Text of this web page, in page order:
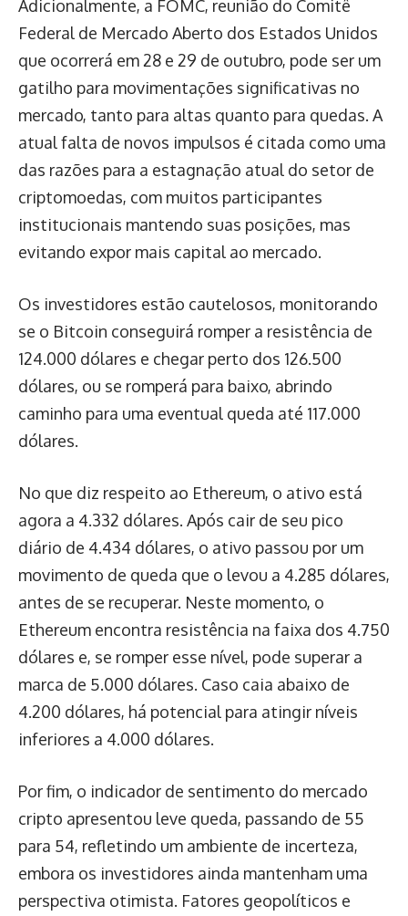
Adicionalmente, a FOMC, reunião do Comitê
Federal de Mercado Aberto dos Estados Unidos
que ocorrerá em 28 e 29 de outubro, pode ser um
gatilho para movimentações significativas no
mercado, tanto para altas quanto para quedas. A
atual falta de novos impulsos é citada como uma
das razões para a estagnação atual do setor de
criptomoedas, com muitos participantes
institucionais mantendo suas posições, mas
evitando expor mais capital ao mercado.
Os investidores estão cautelosos, monitorando
se o Bitcoin conseguirá romper a resistência de
124.000 dólares e chegar perto dos 126.500
dólares, ou se romperá para baixo, abrindo
caminho para uma eventual queda até 117.000
dólares.
No que diz respeito ao Ethereum, o ativo está
agora a 4.332 dólares. Após cair de seu pico
diário de 4.434 dólares, o ativo passou por um
movimento de queda que o levou a 4.285 dólares,
antes de se recuperar. Neste momento, o
Ethereum encontra resistência na faixa dos 4.750
dólares e, se romper esse nível, pode superar a
marca de 5.000 dólares. Caso caia abaixo de
4.200 dólares, há potencial para atingir níveis
inferiores a 4.000 dólares.
Por fim, o indicador de sentimento do mercado
cripto apresentou leve queda, passando de 55
para 54, refletindo um ambiente de incerteza,
embora os investidores ainda mantenham uma
perspectiva otimista. Fatores geopolíticos e